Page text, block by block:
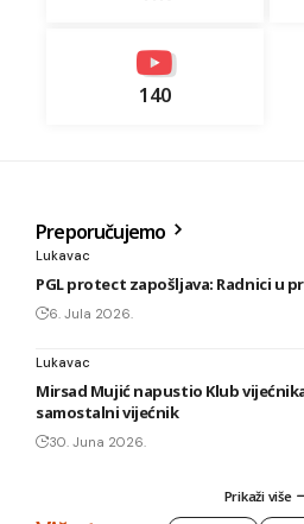
140
Preporučujemo
Lukavac
PGL protect zapošljava: Radnici u
6. Jula 2026.
Lukavac
Mirsad Mujić napustio Klub
samostalni vijećnik
30. Juna 2026.
Prikaži više